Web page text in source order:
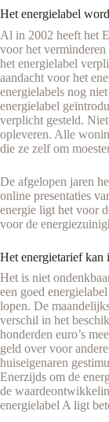
Het energielabel
Al in 2002 heeft het
voor het
het energielabel
aandacht voor het
energielabels nog
energielabel
verplicht gesteld.
opleveren. Alle
die ze zelf om
De afgelopen jaren
online presentaties
energie ligt het voor
voor de
Het energietarief kan
Het is niet
een goed
lopen. De
verschil in het
honderden euro’s
geld over voor
huiseigenaren
Enerzijds om de
de
energielabel A ligt